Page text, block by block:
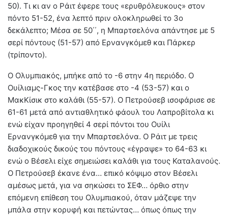
50). Τι κι αν ο Ράιτ έφερε τους «ερυθρόλευκους» στον
πόντο 51-52, ένα λεπτό πριν ολοκληρωθεί το 3ο
δεκάλεπτο; Μέσα σε 50΄΄, η Μπαρτσελόνα απάντησε με 5
σερί πόντους (51-57) από Ερνανγκόμεθ και Πάρκερ
(τρίποντο).
Ο Ολυμπιακός, μπήκε από το -6 στην 4η περιόδο. Ο
Ουίλιαμς-Γκος την κατέβασε στο -4 (53-57) και ο
ΜακΚίσικ στο καλάθι (55-57). Ο Πετρούσεβ ισοφάρισε σε
61-61 μετά από αντιαθλητικό φάουλ του Λαπροβίτολα κι
ενώ είχαν προηγηθεί 4 σερί πόντοι του Ουίλι
Ερνανγκόμεθ για την Μπαρτσελόνα. Ο Ράιτ με τρεις
διαδοχικούς δικούς του πόντους «έγραψε» το 64-63 κι
ενώ ο Βέσελι είχε σημειώσει καλάθι για τους Καταλανούς.
Ο Πετρούσεβ έκανε ένα… επικό κόψιμο στον Βέσελι
αμέσως μετά, για να σηκώσει το ΣΕΦ… όρθιο στην
επόμενη επίθεση του Ολυμπιακού, όταν μάζεψε την
μπάλα στην κορυφή και πετώντας… όπως όπως την